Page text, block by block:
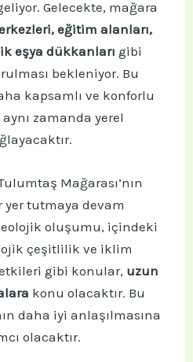
Gelecekte, mağara
eğitim alanları,
eşya dükkanları gibi
bekleniyor. Bu
kapsamlı ve konforlu
zamanda yerel
Mağarası’nın
tutmaya devam
oluşumu, içindeki
çeşitlilik ve iklim
gibi konular, uzun
konu olacaktır. Bu
daha iyi anlaşılmasına
olacaktır.